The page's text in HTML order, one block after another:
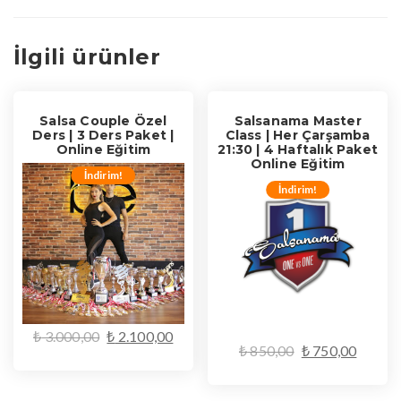
İlgili ürünler
Salsa Couple Özel
Ders | 3 Ders Paket |
Online Eğitim
İndirim!
₺3.000,00 Orijinal
₺ 2.100,00Şu
Salsanama Master
Class | Her Çarşamba
21:30 | 4 Haftalık Paket
Online Eğitim
İndirim!
₺850,00 Orijinal
₺750,00Şu